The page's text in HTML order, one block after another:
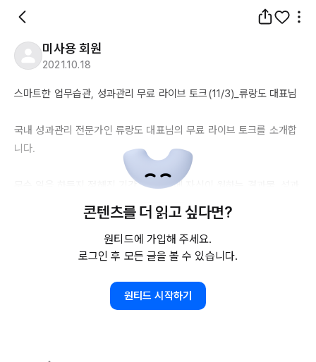
미사용 회원
2021.10.18
스마트한 업무습관, 성과관리 무료 라이브 토크(11/3)_류랑도 대표님
국내 성과관리 전문가인 류랑도 대표님의 무료 라이브 토크를 소개합
니다.
무슨 일을 하든지 정해진 기간, 시간 내에 자신이 원하는 결과물, 성과
목표를 달성하기 위한 자기주도적인 업무관리 방법에 대하여 소개합
(수) 19:30~21:00
사전 신청자에 한하여 라이브 링크를 보냅니다)
콘텐츠를 더 읽고 싶다면?
원티드에 가입해 주세요.
로그인 후 모든 글을 볼 수 있습니다.
원티드 시작하기